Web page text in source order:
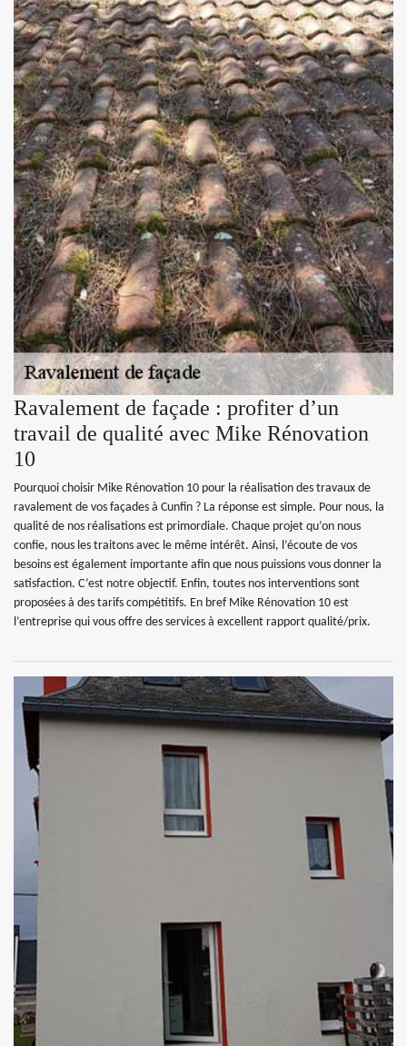
Ravalement de façade : profiter d’un
travail de qualité avec Mike Rénovation
10
Pourquoi choisir Mike Rénovation 10 pour la réalisation des travaux de
ravalement de vos façades à Cunfin ? La réponse est simple. Pour nous, la
qualité de nos réalisations est primordiale. Chaque projet qu’on nous
confie, nous les traitons avec le même intérêt. Ainsi, l’écoute de vos
besoins est également importante afin que nous puissions vous donner la
satisfaction. C’est notre objectif. Enfin, toutes nos interventions sont
proposées à des tarifs compétitifs. En bref Mike Rénovation 10 est
l’entreprise qui vous offre des services à excellent rapport qualité/prix.